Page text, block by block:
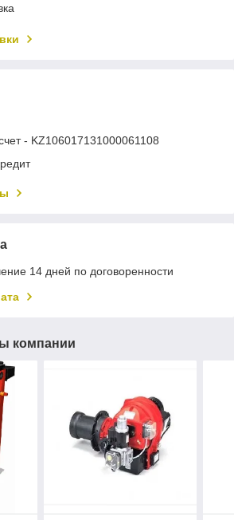
- KZ106017131000061108
14 дней по договоренности
компании